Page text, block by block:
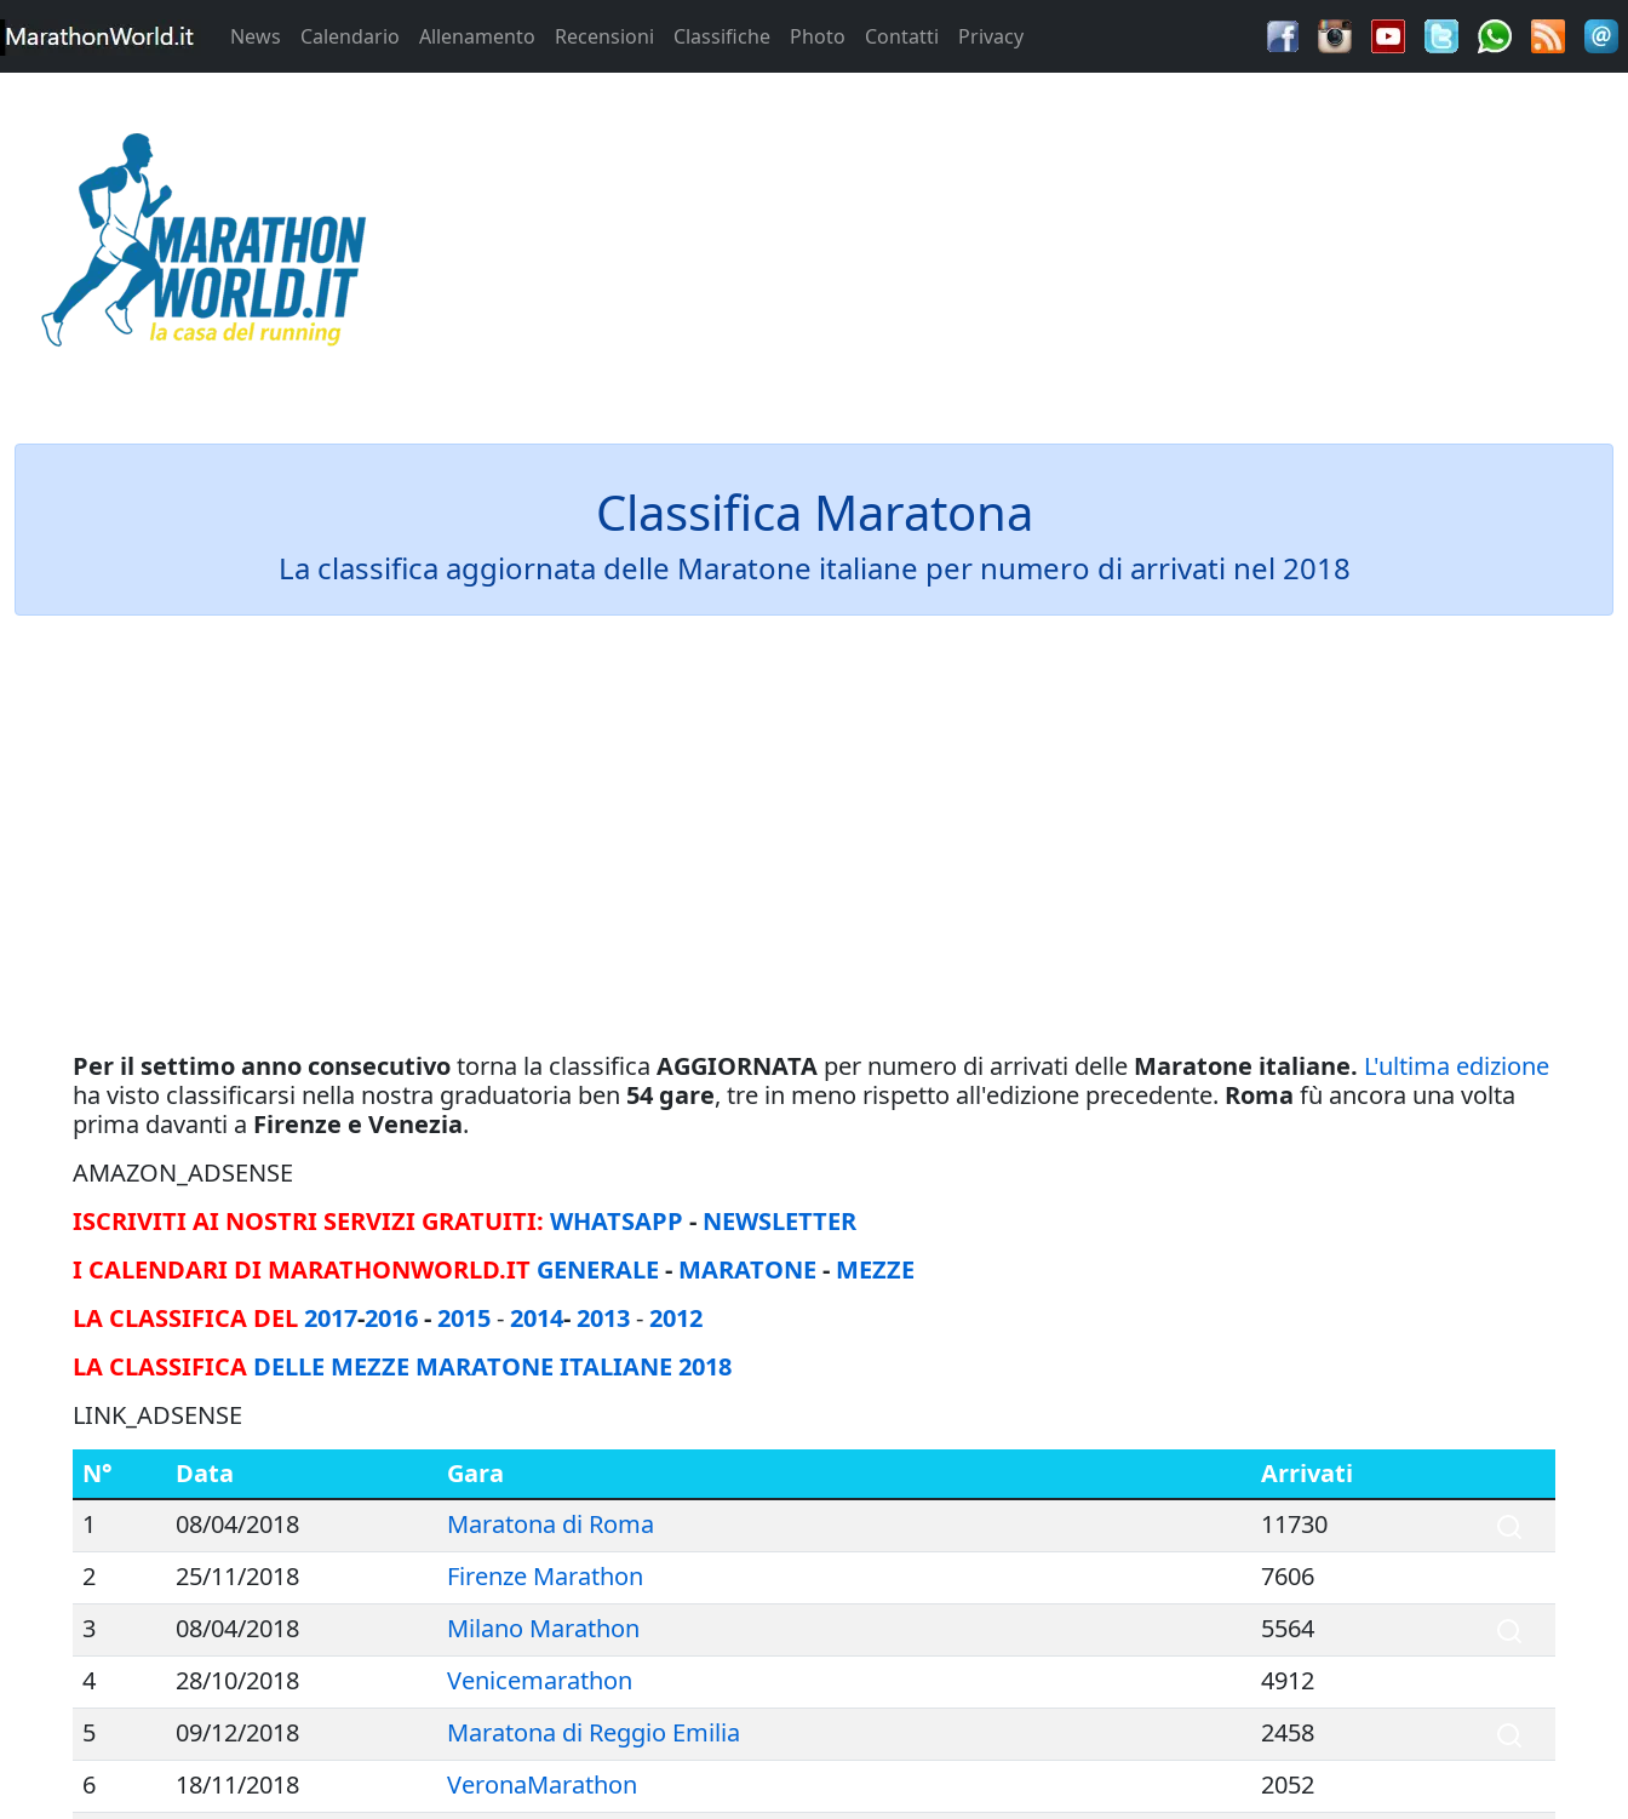
News Calendario Allenamento Recensioni Classifiche Photo Contatti Privacy
Classifica Maratona
La classifica aggiornata delle Maratone italiane per numero di arrivati nel 2018
Per il settimo anno consecutivotorna la classifica AGGIORNATA per numero di arrivati delle Maratone italiane. L'ultima edizione
ha visto classificarsi nella nostra graduatoria ben 54 gare, tre in meno rispetto all'edizione precedente. Roma fù ancora una volta
prima davanti a Firenze e Venezia.
AMAZON_ADSENSE
ISCRIVITI AI NOSTRI SERVIZI GRATUITI: WHATSAPP - NEWSLETTER
I CALENDARI DI MARATHONWORLD.IT GENERALE - MARATONE - MEZZE
LA CLASSIFICA DEL2017-2016-2015-2014-2013-2012
LA CLASSIFICA DELLE MEZZE MARATONE ITALIANE 2018
LINK_ADSENSE
N°
Data Gara
Arrivati
1
08/04/2018 Maratona di Roma
11730
2
25/11/2018 Firenze Marathon
7606
3
08/04/2018 Milano Marathon
5564
4
28/10/2018 Venicemarathon
4912
5
09/12/2018 Maratona di Reggio Emilia
2458
6
18/11/2018 VeronaMarathon
2052